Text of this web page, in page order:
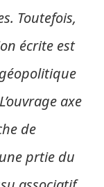
Toutefois,
écrite est
axe
de
prtie du